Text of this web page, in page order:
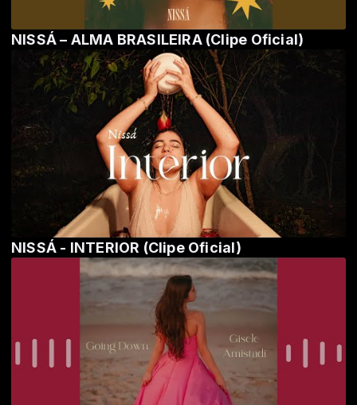
NISSÁ – ALMA BRASILEIRA (Clipe Oficial)
NISSÁ - INTERIOR (Clipe Oficial)